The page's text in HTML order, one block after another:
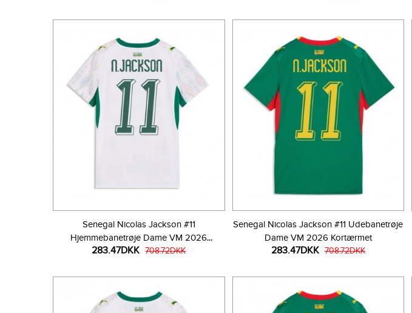
Senegal Nicolas Jackson #11
Hjemmebanetrøje Dame VM 2026
Kortærmet
283.47DKK 708.72DKK
Senegal Nicolas Jackson #11 Udebanetrøje
Dame VM 2026 Kortærmet
283.47DKK 708.72DKK